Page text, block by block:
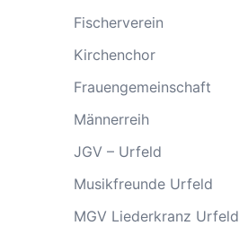
Fischerverein
Kirchenchor
Frauengemeinschaft
Männerreih
JGV – Urfeld
Musikfreunde Urfeld
MGV Liederkranz Urfeld